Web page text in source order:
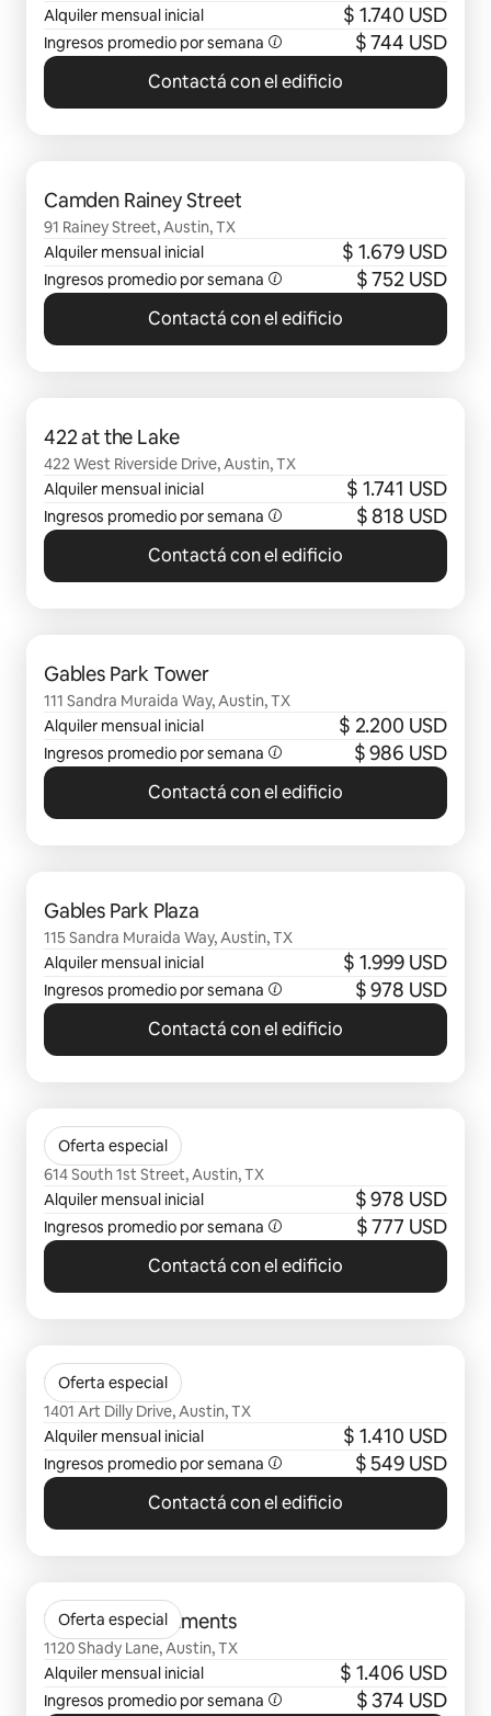
Alquiler mensual inicial
$ 1.740 USD
Ingresos promedio por semana $ 744 USD
Contactá con el edificio
Camden Rainey Street
91 Rainey Street, Austin, TX
Alquiler mensual inicial
$ 1.679 USD
Ingresos promedio por semana $ 752 USD
Contactá con el edificio
422 at the Lake
422 West Riverside Drive, Austin, TX
Alquiler mensual inicial
$ 1.741 USD
Ingresos promedio por semana $ 818 USD
Contactá con el edificio
Gables Park Tower
111 Sandra Muraida Way, Austin, TX
Alquiler mensual inicial
$ 2.200 USD
Ingresos promedio por semana $ 986 USD
Contactá con el edificio
Gables Park Plaza
115 Sandra Muraida Way, Austin, TX
Alquiler mensual inicial
$ 1.999 USD
Ingresos promedio por semana $ 978 USD
Contactá con el edificio
Oferta especial
Timbercreek
614 South 1st Street, Austin, TX
Alquiler mensual inicial
$ 978 USD
Ingresos promedio por semana $ 777 USD
Contactá con el edificio
Oferta especial
The Weaver
1401 Art Dilly Drive, Austin, TX
Alquiler mensual inicial
$ 1.410 USD
Ingresos promedio por semana $ 549 USD
Contactá con el edificio
Oferta especial
Trailhead Apartments
1120 Shady Lane, Austin, TX
Alquiler mensual inicial
$ 1.406 USD
Ingresos promedio por semana $ 374 USD